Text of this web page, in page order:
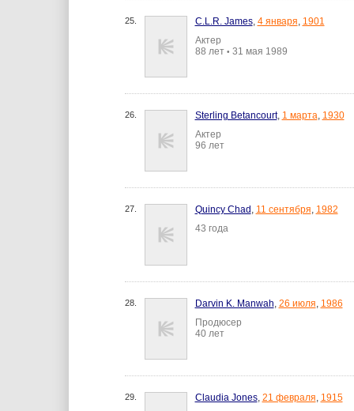
25. C.L.R. James, 4 января, 1901
Актер
88 лет • 31 мая 1989
26. Sterling Betancourt, 1 марта, 1930
Актер
96 лет
27. Quincy Chad , 11 сентября, 1982
43 года
28. Darvin K. Manwah, 26 июля, 1986
Продюсер
40 лет
29. Claudia Jones, 21 февраля, 1915